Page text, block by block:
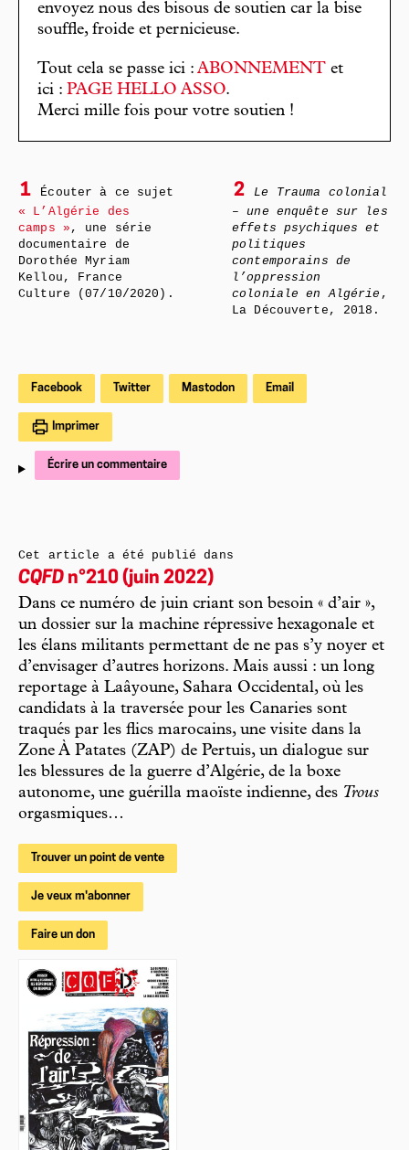
envoyez nous des bisous de soutien car la bise
souffle, froide et pernicieuse.
Tout cela se passe ici : ABONNEMENT et
ici : PAGE HELLO ASSO.
Merci mille fois pour votre soutien !
1
Écouter à ce sujet
« L’Algérie des
camps » , une série
documentaire de
Dorothée Myriam
Kellou, France
Culture (07/10/2020).
2
Le Trauma colonial
– une enquête sur les
effets psychiques et
politiques
contemporains de
l’oppression
coloniale en Algérie ,
La Découverte, 2018.
Facebook Twitter Mastodon Email
Imprimer
Écrire un commentaire
Cet article a été publié dans
CQFD n°210 (juin 2022)
Dans ce numéro de juin criant son besoin « d’air »,
un dossier sur la machine répressive hexagonale et
les élans militants permettant de ne pas s’y noyer et
d’envisager d’autres horizons. Mais aussi : un long
reportage à Laâyoune, Sahara Occidental, où les
candidats à la traversée pour les Canaries sont
traqués par les flics marocains, une visite dans la
Zone À Patates (ZAP) de Pertuis, un dialogue sur
les blessures de la guerre d’Algérie, de la boxe
autonome, une guérilla maoïste indienne, des Trous
orgasmiques…
Trouver un point de vente
Je veux m'abonner
Faire un don